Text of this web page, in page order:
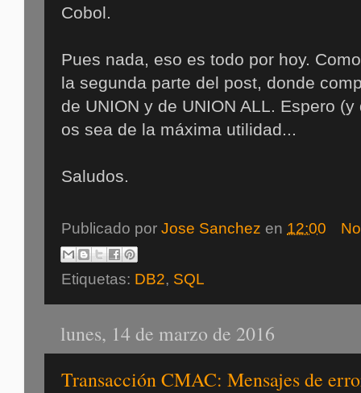
Cobol.
Pues nada, eso es todo por hoy.
la segunda parte del post, donde
de UNION y de UNION ALL. Espero
os sea de la máxima utilidad...
Saludos.
Publicado por Jose Sanchez en 12:00
Etiquetas: DB2, SQL
lunes, 14 de marzo de 2016
Transacción CMAC: Mensajes de